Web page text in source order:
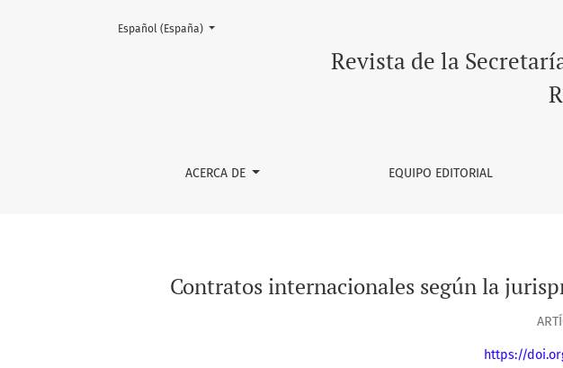
Contratos internacionales según la jurisprudencia del Tribunal de
Revista de la
ACERCA DE EQUIPO EDITORIAL
Cambiar el idioma. El actual es:
Español (España)
Contratos internacionales según la
https://